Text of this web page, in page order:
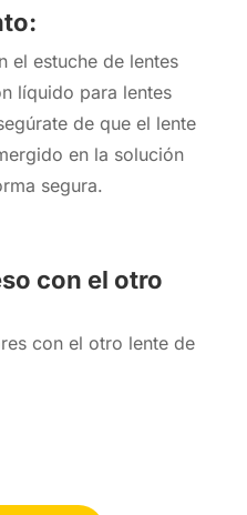
el estuche de lentes
líquido para lentes
de que el lente
en la solución
segura.
con el otro
con el otro lente de